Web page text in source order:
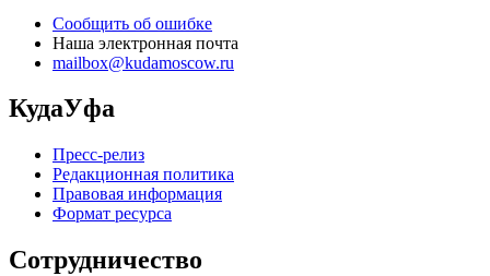
Сообщить об ошибке
Наша электронная почта
mailbox@kudamoscow.ru
КудаУфа
Пресс-релиз
Редакционная политика
Правовая информация
Формат ресурса
Сотрудничество